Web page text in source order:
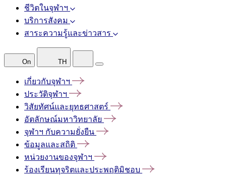
ชีวิตในจุฬาฯ
บริการสังคม
สาระความรู้และข่าวสาร
On TH
เกี่ยวกับจุฬาฯ
ประวัติจุฬาฯ
วิสัยทัศน์และยุทธศาสตร์
อัตลักษณ์มหาวิทยาลัย
จุฬาฯ กับความยั่งยืน
ข้อมูลและสถิติ
หน่วยงานของจุฬาฯ
ร้องเรียนทุจริตและประพฤติมิชอบ